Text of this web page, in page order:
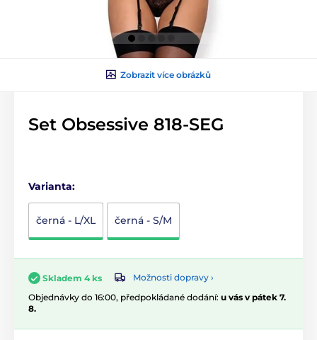
Zobrazit více obrázků
Set Obsessive 818-SEG
Varianta:
černá - L/XL černá - S/M
Skladem 4 ks
Možnosti dopravy ›
Objednávky do 16:00, předpokládané dodání: u vás v pátek 7.
8.